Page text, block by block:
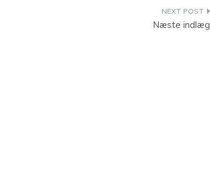
Næste indlæg